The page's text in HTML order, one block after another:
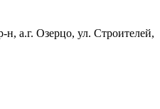
а.г. Озерцо, ул. Строителей,